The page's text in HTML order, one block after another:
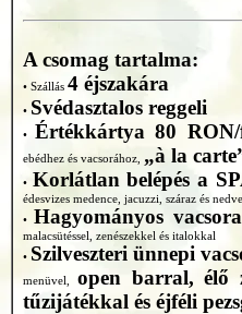
A csomag tartalma:
• Szállás 4 éjszakára
• Svédasztalos reggeli
• Értékkártya 80
ebédhez és vacsorához, „à la
• Korlátlan belépés a
édesvizes medence, jacuzzi, száraz és
• Hagyományos
malacsütéssel, zenészekkel és italokkal
• Szilveszteri ünnepi
menüvel,open barral, élő
tűzijátékkal és éjféli